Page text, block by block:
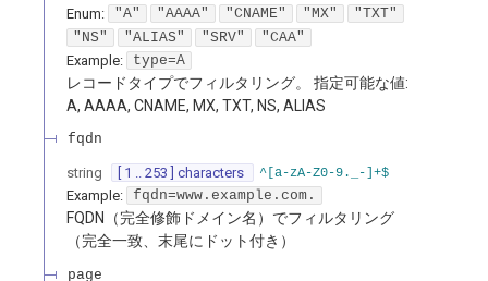
Enum: "A" "AAAA" "CNAME" "MX"
"TXT"
"NS"
"ALIAS" "SRV"
"CAA"
Example:
type=A
レコードタイプでフィルタリング。 指定可能な値:
A, AAAA, CNAME, MX, TXT, NS, ALIAS
fqdn
string [ 1 .. 253 ] characters ^[a-zA-Z0-9._-]+$
Example: fqdn=www.example.com.
FQDN（完全修飾ドメイン名）でフィルタリング
（完全一致、末尾にドット付き）
page